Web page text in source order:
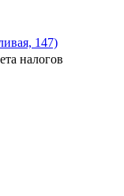
147)
налогов